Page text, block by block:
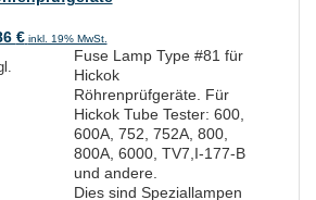
€ inkl. 19% MwSt.
Fuse Lamp Type #81 für
Hickok
Röhrenprüfgeräte. Für
Hickok Tube Tester: 600,
600A, 752, 752A, 800,
800A, 6000, TV7,I-177-B
und andere.
Dies sind Speziallampen